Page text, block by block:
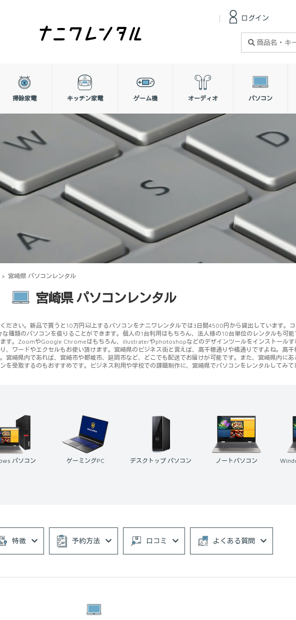
ログイン
掃除家電 キッチン家電 ゲーム機 オーディオ パソコン
宮崎県 パソコンレンタル
宮崎県 パソコンレンタル
ださい。新品で買うと10万円以上するパソコンをナニワレンタルでは3日間4500円から貸出しています。
種類のパソコンを借りることができます。個人の1台利用はもちろん、法人様の10台単位のレンタルも可
す。ZoomやGoogle Chromeはもちろん、illustraterやphotoshopなどのデザインツールをインストール
、ワードやエクセルもお使い頂けます。宮崎県のビジネス街と言えば、高千穂通りや橘通りですよね。高
宮崎県内であれば、宮崎市や都城市、延岡市など、どこでも配送でお届けが可能です。また、宮崎県内に
受取するのもおすすめです。ビジネス利用や学校での課題制作に、宮崎県でパソコンをレンタルしてみて
ミングPC デスクトップ パソコン ノートパソコン
Windows ノートパソコ
オフ
特徴 予約方法 口コミ よくある質問